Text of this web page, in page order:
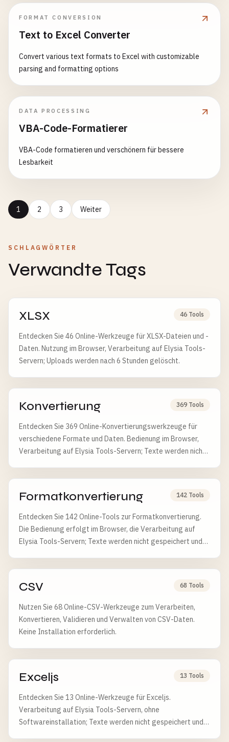
FORMAT CONVERSION
Text to Excel Converter
Convert various text formats to Excel with customizable
parsing and formatting options
DATA PROCESSING
VBA-Code-Formatierer
VBA-Code formatieren und verschönern für bessere
Lesbarkeit
1 2 3 Weiter
SCHLAGWÖRTER
Verwandte Tags
XLSX 46 Tools
Entdecken Sie 46 Online-Werkzeuge für XLSX-Dateien und -
Daten. Nutzung im Browser, Verarbeitung auf Elysia Tools-
Servern; Uploads werden nach 6 Stunden gelöscht.
Konvertierung 369 Tools
Entdecken Sie 369 Online-Konvertierungswerkzeuge für
verschiedene Formate und Daten. Bedienung im Browser,
Verarbeitung auf Elysia Tools-Servern; Texte werden nicht
Formatkonvertierung 142 Tools
Entdecken Sie 142 Online-Tools zur Formatkonvertierung.
Die Bedienung erfolgt im Browser, die Verarbeitung auf
Elysia Tools-Servern; Texte werden nicht gespeichert und
CSV 68 Tools
Nutzen Sie 68 Online-CSV-Werkzeuge zum Verarbeiten,
Konvertieren, Validieren und Verwalten von CSV-Daten.
Keine Installation erforderlich.
Exceljs 13 Tools
Entdecken Sie 13 Online-Werkzeuge für Exceljs.
Verarbeitung auf Elysia Tools-Servern, ohne
Softwareinstallation; Texte werden nicht gespeichert und